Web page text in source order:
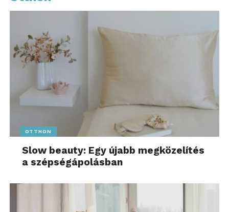
valóságban azonban minden elvesztegetett év
később szükséges havi megtakarítás összegét. A
Bank360szakértői arra hívják fel a figyelmet, hogy
nem feltétlenül a magas összegű befizetés a
távú gondolkodás. Már egy mérsékelt havi
megtakarítás is jelentős különbséget jelenthet
évtizedek alatt. A kérdés ezért nem az, hogy túl
korai-e elkezdeni a nyugdíjra való felkészülést,
hanem az, hogy mennyire lesz költséges a
halogatás.
főoldalán! Kövesse a technológiai
híreket és csatlakozzon hozzánk a
OTTHON
Slow beauty: Egy újabb megközelítés
a szépségápolásban